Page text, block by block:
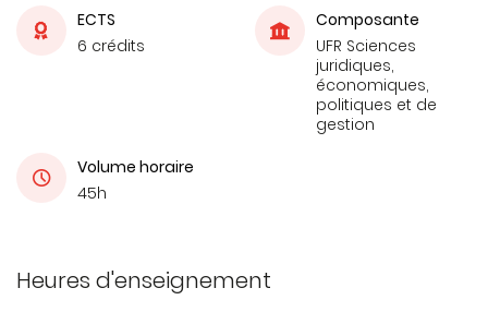
ECTS
6 crédits
Composante
UFR Sciences
juridiques,
économiques,
politiques et de
gestion
Volume horaire
45h
Heures d'enseignement